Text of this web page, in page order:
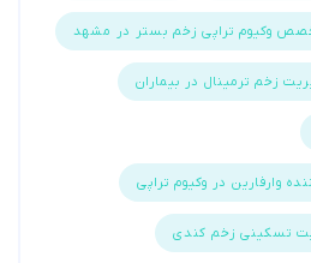
وکیوم تراپی زخم بستر در مشهد
زخم ترمینال در بیماران
در وکیوم تراپی
تسکینی زخم کندی